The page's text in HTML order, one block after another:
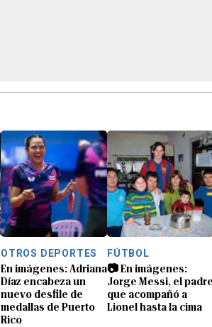
OTROS DEPORTES
En imágenes: Adriana
Díaz encabeza un
nuevo desfile de
medallas de Puerto
Rico
FÚTBOL
📷 En imágenes:
Jorge Messi, el
que acompañó a
Lionel hasta la cima